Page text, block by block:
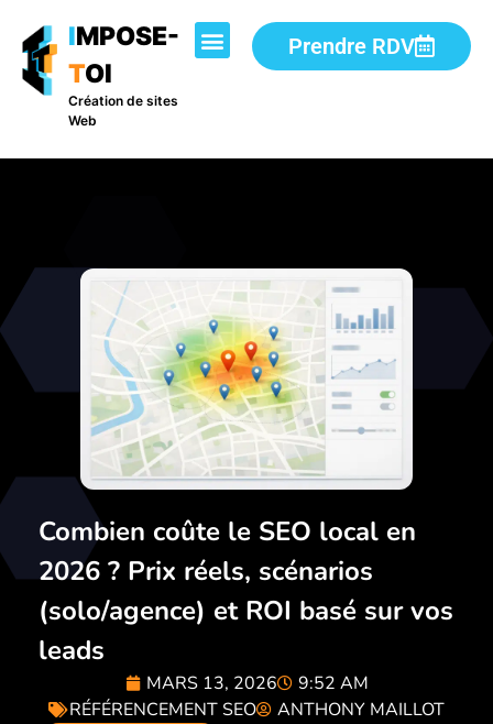
IMPOSE-
TOI
Création de sites
Web
Prendre RDV
Combien coûte le SEO local en
2026 ? Prix réels, scénarios
(solo/agence) et ROI basé sur vos
leads
MARS 13, 2026
9:52 AM
RÉFÉRENCEMENT SEO
ANTHONY MAILLOT